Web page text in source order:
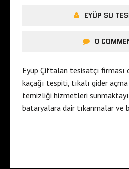
EYÜP SU
0
Eyüp Çiftalan tesisatçı firması
kaçağı tespiti, tıkalı gider
temizliği hizmetleri
bataryalara dair tıkanmalar ve